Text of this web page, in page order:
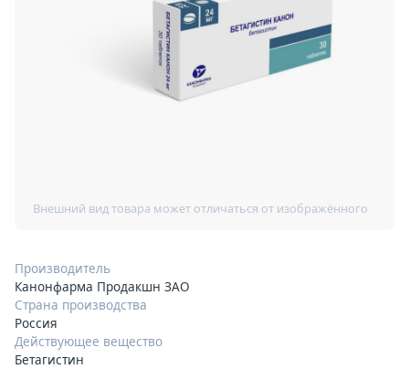
Производитель
Канонфарма Продакшн ЗАО
Страна производства
Россия
Действующее вещество
Бетагистин